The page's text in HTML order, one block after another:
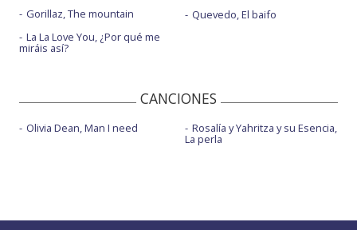
Gorillaz, The mountain
La La Love You, ¿Por qué me
miráis así?
Quevedo, El baifo
CANCIONES
Olivia Dean, Man I need Rosalía y Yahritza y su Esencia,
La perla